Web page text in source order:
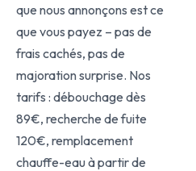
que nous annonçons est ce
que vous payez – pas de
frais cachés, pas de
majoration surprise. Nos
tarifs : débouchage dès
89€, recherche de fuite
120€, remplacement
chauffe-eau à partir de